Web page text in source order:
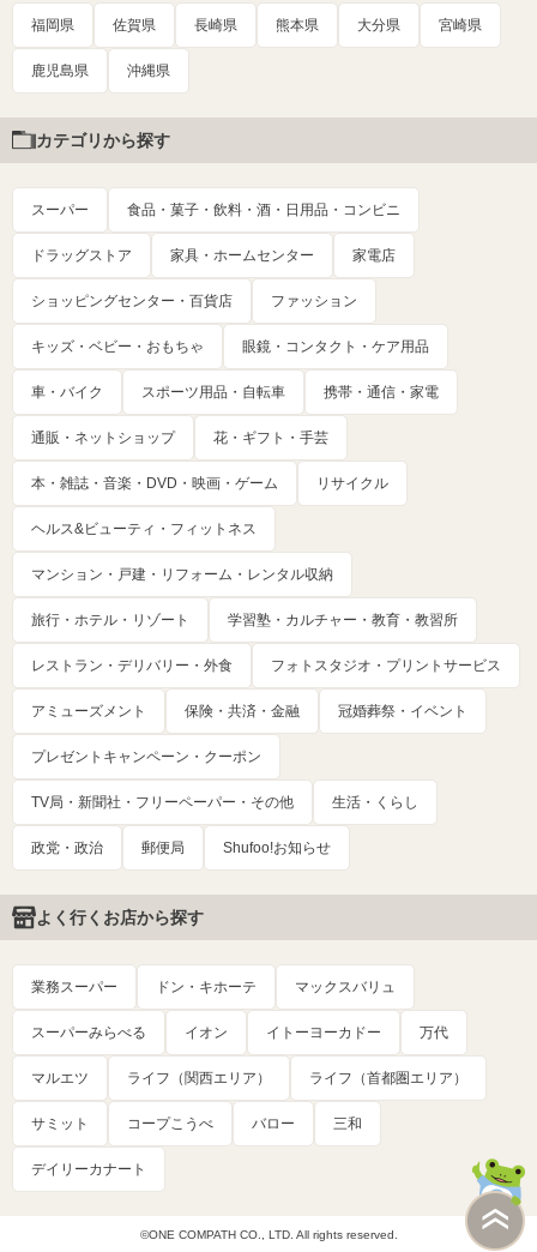
福岡県 佐賀県 長崎県 熊本県 大分県 宮崎県
鹿児島県 沖縄県
カテゴリから探す
スーパー 食品・菓子・飲料・酒・日用品・コンビニ
ドラッグストア 家具・ホームセンター 家電店
ショッピングセンター・百貨店 ファッション
キッズ・ベビー・おもちゃ 眼鏡・コンタクト・ケア用品
車・バイク スポーツ用品・自転車 携帯・通信・家電
通販・ネットショップ 花・ギフト・手芸
本・雑誌・音楽・DVD・映画・ゲーム リサイクル
ヘルス&ビューティ・フィットネス
マンション・戸建・リフォーム・レンタル収納
旅行・ホテル・リゾート 学習塾・カルチャー・教育・教習所
レストラン・デリバリー・外食 フォトスタジオ・プリントサービス
アミューズメント 保険・共済・金融 冠婚葬祭・イベント
プレゼントキャンペーン・クーポン
TV局・新聞社・フリーペーパー・その他 生活・くらし
政党・政治 郵便局 Shufoo!お知らせ
よく行くお店から探す
業務スーパー ドン・キホーテ マックスバリュ
スーパーみらべる イオン イトーヨーカドー 万代
マルエツ ライフ（関西エリア） ライフ（首都圏エリア）
サミット コープこうべ バロー 三和
デイリーカナート
©ONE COMPATH CO., LTD. All rights reserved.